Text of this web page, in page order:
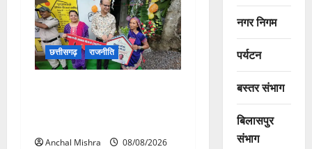
छत्तीसगढ़ राजनीति
Anchal Mishra
08/08/2026
नगर निगम
पर्यटन
बस्तर संभाग
बिलासपुर
संभाग